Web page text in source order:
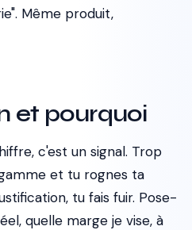
Même produit,
et pourquoi
c'est un signal. Trop
et tu rognes ta
tu fais fuir. Pose-
quelle marge je vise, à